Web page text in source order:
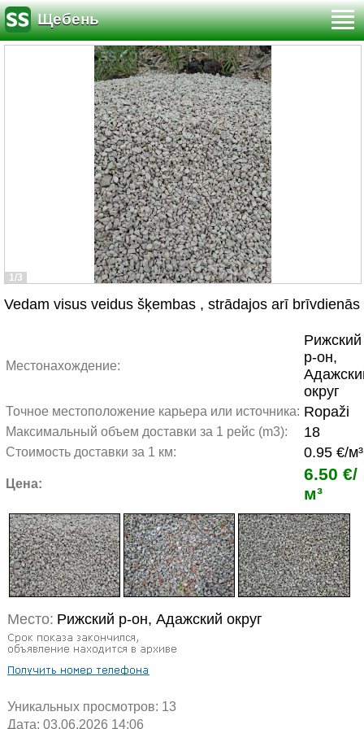
Щебень
1/3
Vedam visus veidus šķembas , strādajos arī brīvdienās
Местонахождение:
Рижский
р-он,
округ
Точное местоположение карьера или источника: Ropaži
Максимальный объем доставки за 1 рейс (m3): 18
Стоимость доставки за 1 км: 0.95 €/м³
Цена:
6.50 €/
м³
Место: Рижский р-он, Адажский округ
Уникальных просмотров: 13
Дата: 03.06.2026 14:06